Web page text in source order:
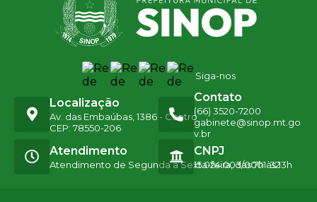
Siga-nos
Localização
Av. das Embaúbas, 1386 - Centro
CEP: 78550-206
Contato
(66) 3520-7200
gabinete@sinop.mt.go
v.br
Atendimento
Atendimento de Segunda a Sexta-feira, das 7h às 13h
CNPJ
15.024.003/0001-32